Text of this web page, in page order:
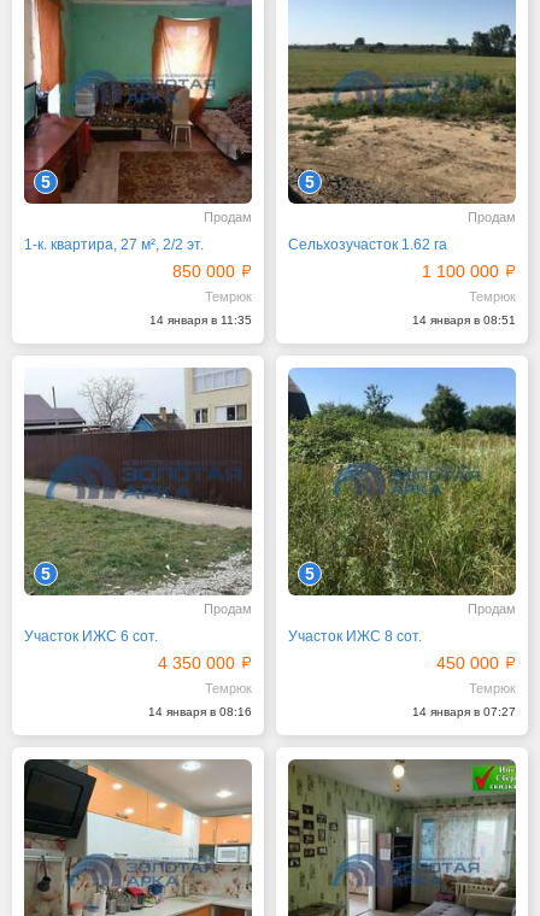
5
Продам
1-к. квартира, 27 м², 2/2 эт.
850 000
Темрюк
14 января в 11:35
5
Продам
Сельхозучасток 1.62 га
1 100 000
Темрюк
14 января в 08:51
5
Продам
Участок ИЖС 6 сот.
4 350 000
Темрюк
14 января в 08:16
5
Продам
Участок ИЖС 8 сот.
450 000
Темрюк
14 января в 07:27